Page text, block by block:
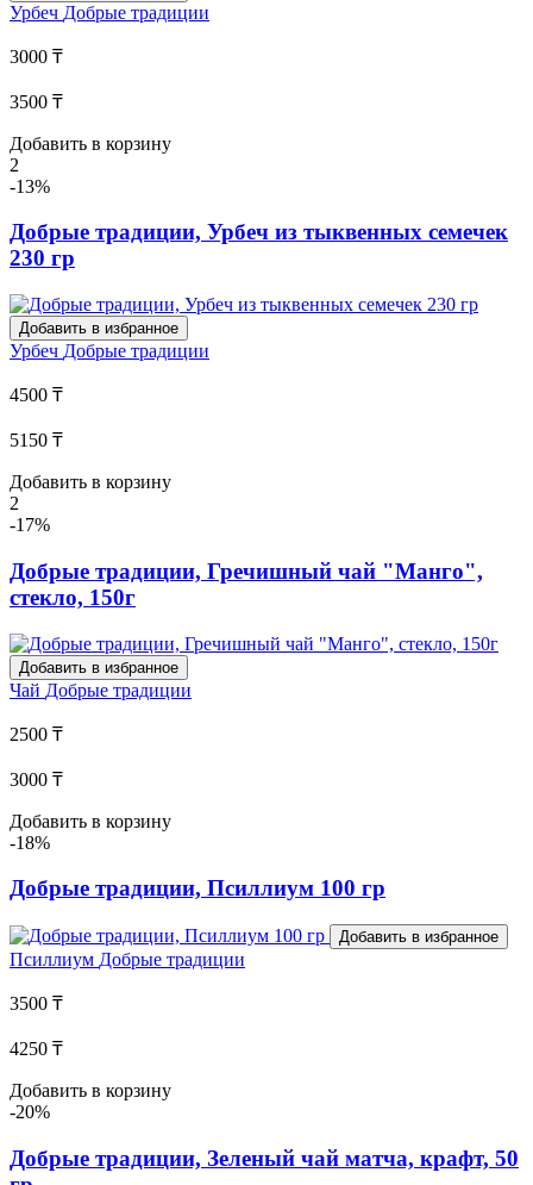
Урбеч Добрые традиции
3000 ₸
3500 ₸
Добавить в корзину
2
-13%
Добрые традиции, Урбеч из тыквенных семечек
230 гр
Добавить в избранное
Урбеч Добрые традиции
4500 ₸
5150 ₸
Добавить в корзину
2
-17%
Добрые традиции, Гречишный чай "Манго",
стекло, 150г
Добавить в избранное
Чай Добрые традиции
2500 ₸
3000 ₸
Добавить в корзину
-18%
Добрые традиции, Псиллиум 100 гр
Добавить в избранное
Псиллиум Добрые традиции
3500 ₸
4250 ₸
Добавить в корзину
-20%
Добрые традиции, Зеленый чай матча, крафт, 50